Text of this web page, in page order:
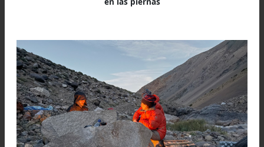
seguro: en Barreal las mochilas, sin contar la
Pero como siempre, al final de todo, balanza
mano el dialogo de siempre se repetía, se
de desinfectante, un mosquetón o unos gramos
avena:
—¿Llevamos esto?
—¿Cuánto pesa?
—…